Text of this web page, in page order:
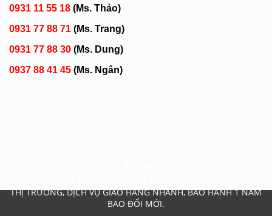
THỊ TRƯỜNG, DỊCH VỤ GIAO HÀNG NHANH, BẢO HÀNH 1 NĂM
BAO ĐỔI MỚI.
0931 11 55 18 (Ms. Thảo)
0931 77 88 71 (Ms. Trang)
0931 77 88 30 (Ms. Dung)
0937 88 41 45 (Ms. Ngân)